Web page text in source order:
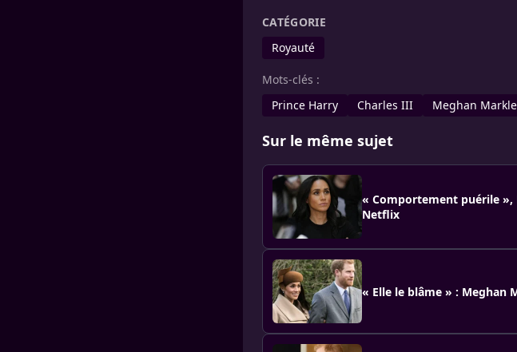
CATÉGORIE
Royauté
Mots-clés :
Prince Harry
Charles III Meghan Markle
Sur le même sujet
« Comportement puérile »,
Netflix
« Elle le blâme » : Meghan